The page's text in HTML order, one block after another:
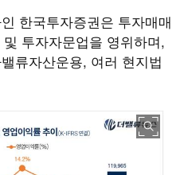
한국투자증권은 투자매매
투자자문업을 영위하며,
류자산운용, 여러 현지법